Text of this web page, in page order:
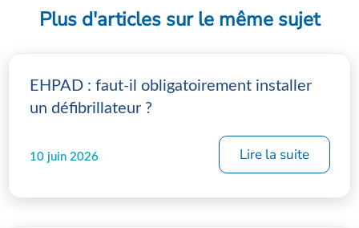
Plus d'articles sur le même sujet
EHPAD : faut-il obligatoirement installer
un défibrillateur ?
10 juin 2026 Lire la suite